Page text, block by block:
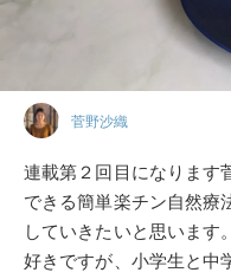
菅野沙織
連載第２回目になります
できる簡単楽チン自然療
していきたいと思います
好きですが、小学生と中